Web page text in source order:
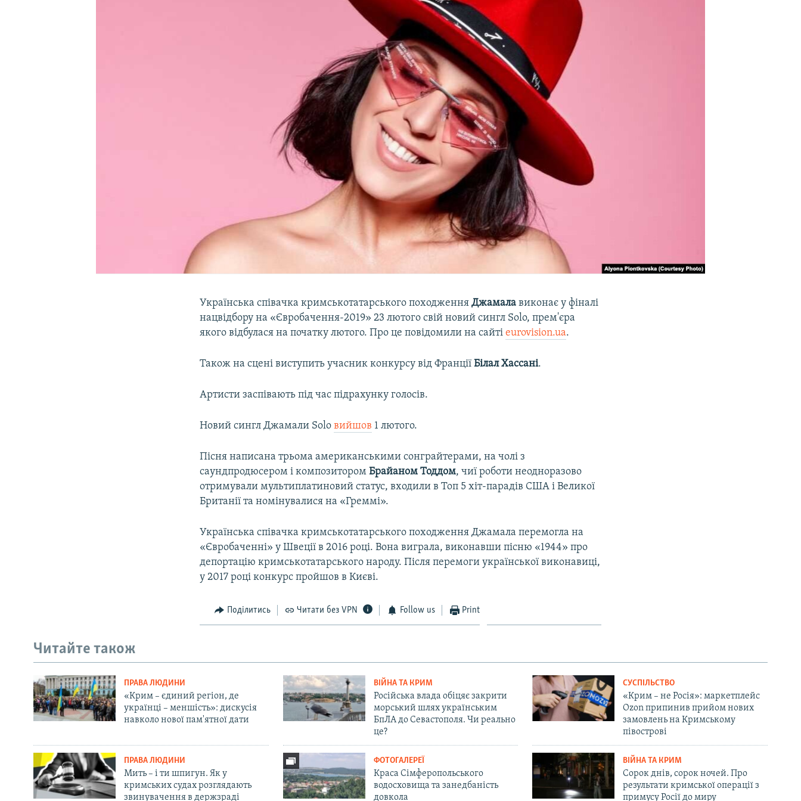
Українська співачка кримськотатарського походженняДжамала виконає у фіналі
нацвідбору на «Євробачення-2019» 23 лютого свій новий сингл Solo, прем'єра
якого відбулася на початку лютого. Про це повідомили на сайтіeurovision.ua.
Також на сцені виступить учасник конкурсу від ФранціїБілал Хассані.
Артисти заспівають під час підрахунку голосів.
Новий сингл Джамали Soloвийшов 1 лютого.
Пісня написана трьома американськими сонграйтерами, на чолі з
саундпродюсером і композиторомБрайаном Тоддом, чиї роботи неодноразово
отримували мультиплатиновий статус, входили в Toп 5 хіт-парадів США і Великої
Британії та номінувалися на «Греммі».
Українська співачка кримськотатарського походження Джамала перемогла на
«Євробаченні» у Швеції в 2016 році. Вона виграла, виконавши пісню «1944» про
депортацію кримськотатарського народу. Після перемоги української виконавиці,
у 2017 році конкурс пройшов в Києві.
Поділитись Читати без VPN Follow us Print
Читайте також
ПРАВА ЛЮДИНИ
«Крим – єдиний регіон, де
українці – меншість»: дискусія
навколо нової пам'ятної дати
ВІЙНА ТА КРИМ
Російська влада обіцяє закрити
морський шлях українським
БпЛА до Севастополя. Чи реально
це?
СУСПІЛЬСТВО
«Крим – не Росія»: маркетплейс
Ozon припинив прийом нових
замовлень на Кримському
півострові
ПРАВА ЛЮДИНИ
Мить – і ти шпигун. Як у
кримських судах розглядають
звинувачення в держзраді
ФОТОГАЛЕРЕЇ
Краса Сімферопольського
водосховища та занедбаність
довкола
ВІЙНА ТА КРИМ
Сорок днів, сорок ночей. Про
результати кримської операції з
примусу Росії до миру